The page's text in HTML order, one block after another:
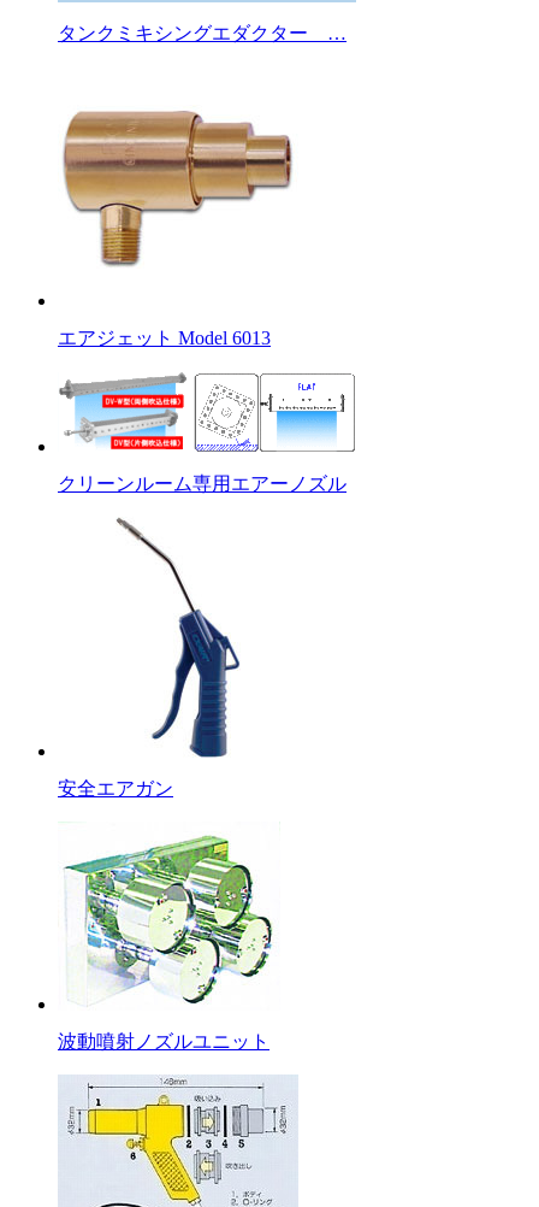
タンクミキシングエダクター …
エアジェット Model 6013
クリーンルーム専用エアーノズル
安全エアガン
波動噴射ノズルユニット